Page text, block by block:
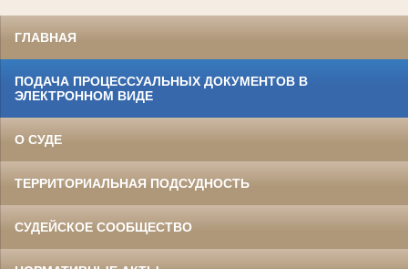
ГЛАВНАЯ
ПОДАЧА ПРОЦЕССУАЛЬНЫХ ДОКУМЕНТОВ В
ЭЛЕКТРОННОМ ВИДЕ
О СУДЕ
ТЕРРИТОРИАЛЬНАЯ ПОДСУДНОСТЬ
СУДЕЙСКОЕ СООБЩЕСТВО